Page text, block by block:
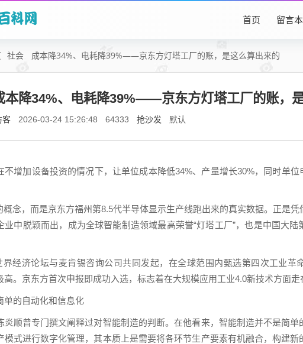
首页 留言本
社会 成本降34%、电耗降39%——京东方灯塔工厂的账，是这么算出来的
本降34%、电耗降39%——京东方灯塔工厂的账，
客 2026-03-24 15:26:48 64333 抢沙发 默认
不增加设备投资的情况下，让单位成本降低34%、产量增长30%，同时单位
概念，而是京东方福州第8.5代半导体显示生产线跑出来的真实数据。正是凭
业中脱颖而出，成为全球智能制造领域最高荣誉“灯塔工厂”，也是中国大陆
界经济论坛与麦肯锡咨询公司共同发起，在全球范围内甄选第四次工业革
高。京东方首次申报即成功入选，标志着在大规模应用工业4.0新技术方面走
单的自动化和信息化
炎顺曾专门撰文阐释过对智能制造的判断。在他看来，智能制造并不是简单
模式进行数字化管理，其本质上是需要将各环节生产要素有机融合，构建新